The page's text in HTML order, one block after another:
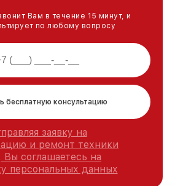
Вам в течение 15 минут, и
по любому вопросу
бесплатную консультацию
заявку на
и ремонт техники
Вы соглашаетесь на
персональных данных